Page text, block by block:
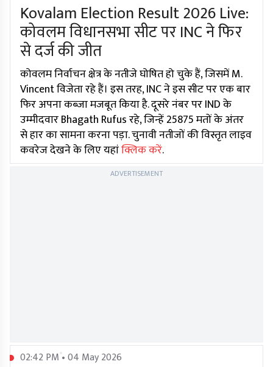
Kovalam Election Result 2026 Live:
कोवलम विधानसभा सीट पर INC ने फिर
से दर्ज की जीत
कोवलम निर्वाचन क्षेत्र के नतीजे घोषित हो चुके हैं, जिसमें M.
Vincent विजेता रहे हैं। इस तरह, INC ने इस सीट पर एक बार
फिर अपना कब्जा मजबूत किया है. दूसरे नंबर पर IND के
उम्मीदवार Bhagath Rufus रहे, जिन्हें 25875 मतों के अंतर
से हार का सामना करना पड़ा. चुनावी नतीजों की विस्तृत लाइव
कवरेज देखने के लिए यहांक्लिक करें.
ADVERTISEMENT
02:42 PM • 04 May 2026